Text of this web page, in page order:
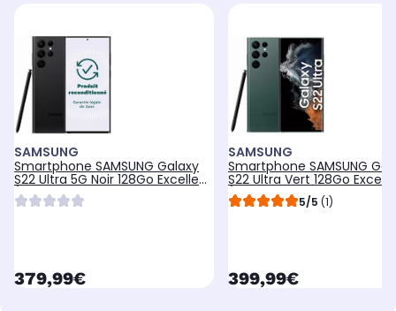
SAMSUNG
Smartphone SAMSUNG Galaxy
S22 Ultra 5G Noir 128Go Excellent
État -
currentPrice
379,99€
SAMSUNG
Smartphone SAMSUNG
S22 Ultra Vert 128Go
État avec Batterie Neuve -
5/5 (1)
currentPrice
399,99€